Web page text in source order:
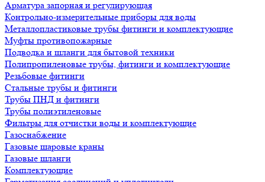
Арматура запорная и регулирующая
Контрольно-измерительные приборы для воды
Металлопластиковые трубы фитинги и комплектующие
Муфты противопожарные
Подводка и шланги для бытовой техники
Полипропиленовые трубы, фитинги и комплектующие
Резьбовые фитинги
Стальные трубы и фитинги
Трубы ПНД и фитинги
Трубы полиэтиленовые
Фильтры для отчистки воды и комплектующие
Газоснабжение
Газовые шаровые краны
Газовые шланги
Комплектующие